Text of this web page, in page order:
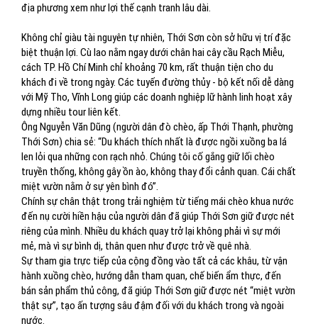
địa phương xem như lợi thế cạnh tranh lâu dài.
Không chỉ giàu tài nguyên tự nhiên, Thới Sơn còn sở hữu vị trí đặc
biệt thuận lợi. Cù lao nằm ngay dưới chân hai cây cầu Rạch Miễu,
cách TP. Hồ Chí Minh chỉ khoảng 70 km, rất thuận tiện cho du
khách đi về trong ngày. Các tuyến đường thủy - bộ kết nối dễ dàng
với Mỹ Tho, Vĩnh Long giúp các doanh nghiệp lữ hành linh hoạt xây
dựng nhiều tour liên kết.
Ông Nguyễn Văn Dũng (người dân đò chèo, ấp Thới Thạnh, phường
Thới Sơn) chia sẻ: “Du khách thích nhất là được ngồi xuồng ba lá
len lỏi qua những con rạch nhỏ. Chúng tôi cố gắng giữ lối chèo
truyền thống, không gây ồn ào, không thay đổi cảnh quan. Cái chất
miệt vườn nằm ở sự yên bình đó”.
Chính sự chân thật trong trải nghiệm từ tiếng mái chèo khua nước
đến nụ cười hiền hậu của người dân đã giúp Thới Sơn giữ được nét
riêng của mình. Nhiều du khách quay trở lại không phải vì sự mới
mẻ, mà vì sự bình dị, thân quen như được trở về quê nhà.
Sự tham gia trực tiếp của cộng đồng vào tất cả các khâu, từ vận
hành xuồng chèo, hướng dẫn tham quan, chế biến ẩm thực, đến
bán sản phẩm thủ công, đã giúp Thới Sơn giữ được nét “miệt vườn
thật sự”, tạo ấn tượng sâu đậm đối với du khách trong và ngoài
nước.